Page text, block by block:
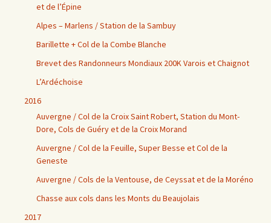
et de l’Épine
Alpes – Marlens / Station de la Sambuy
Barillette + Col de la Combe Blanche
Brevet des Randonneurs Mondiaux 200K Varois et Chaignot
L’Ardéchoise
2016
Auvergne / Col de la Croix Saint Robert, Station du Mont-
Dore, Cols de Guéry et de la Croix Morand
Auvergne / Col de la Feuille, Super Besse et Col de la
Geneste
Auvergne / Cols de la Ventouse, de Ceyssat et de la Moréno
Chasse aux cols dans les Monts du Beaujolais
2017